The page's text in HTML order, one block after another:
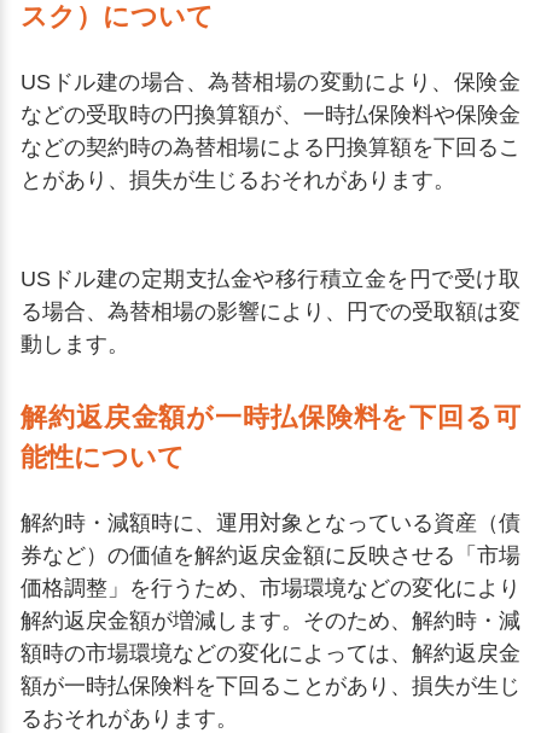
スク）について
USドル建の場合、為替相場の変動により、保険金
などの受取時の円換算額が、一時払保険料や保険金
などの契約時の為替相場による円換算額を下回るこ
とがあり、損失が生じるおそれがあります。
USドル建の定期支払金や移行積立金を円で受け取
る場合、為替相場の影響により、円での受取額は変
動します。
解約返戻金額が一時払保険料を下回る可
能性について
解約時・減額時に、運用対象となっている資産（債
券など）の価値を解約返戻金額に反映させる「市場
価格調整」を行うため、市場環境などの変化により
解約返戻金額が増減します。そのため、解約時・減
額時の市場環境などの変化によっては、解約返戻金
額が一時払保険料を下回ることがあり、損失が生じ
るおそれがあります。